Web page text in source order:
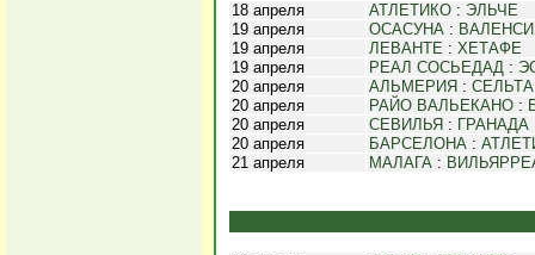
18 апреля АТЛЕТИКО : ЭЛЬЧЕ
19 апреля
ОСАСУНА :
19 апреля
ЛЕВАНТЕ : ХЕТАФЕ
19 апреля
РЕАЛ СОСЬЕДАД :
20 апреля
АЛЬМЕРИЯ : СЕЛЬТА
20 апреля
РАЙО ВАЛЬЕКАНО :
20 апреля
СЕВИЛЬЯ : ГРАНАДА
20 апреля
БАРСЕЛОНА :
21 апреля
МАЛАГА :